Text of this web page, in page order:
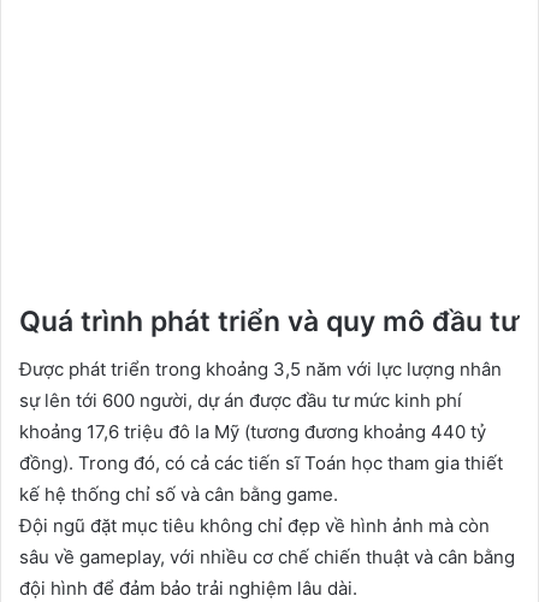
Quá trình phát triển và quy mô đầu tư
Được phát triển trong khoảng 3,5 năm với lực lượng nhân
sự lên tới 600 người, dự án được đầu tư mức kinh phí
khoảng 17,6 triệu đô la Mỹ (tương đương khoảng 440 tỷ
đồng). Trong đó, có cả các tiến sĩ Toán học tham gia thiết
kế hệ thống chỉ số và cân bằng game.
Đội ngũ đặt mục tiêu không chỉ đẹp về hình ảnh mà còn
sâu về gameplay, với nhiều cơ chế chiến thuật và cân bằng
đội hình để đảm bảo trải nghiệm lâu dài.